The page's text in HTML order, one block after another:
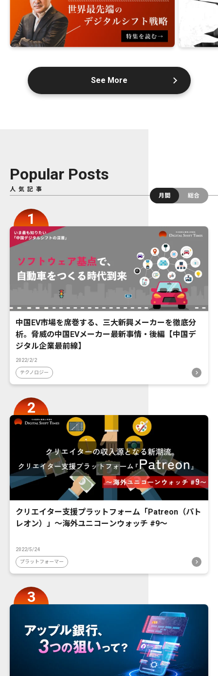
See More
Popular Posts
人気記事
月間
総合
中国EV市場を席巻する、三大新興メーカーを徹底分
析。脅威の中国EVメーカー最新事情・後編【中国デ
ジタル企業最前線】
2022/2/2
テクノロジー
クリエイター支援プラットフォーム「Patreon（パト
レオン）」〜海外ユニコーンウォッチ #9〜
2022/5/24
プラットフォーマー